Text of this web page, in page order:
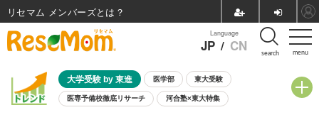
menu
Language
JP / CN search
大学受験 by 東進 医学部 東大受験
医専予備校徹底リサーチ 河合塾×東大特集
リセマム メンバーズ